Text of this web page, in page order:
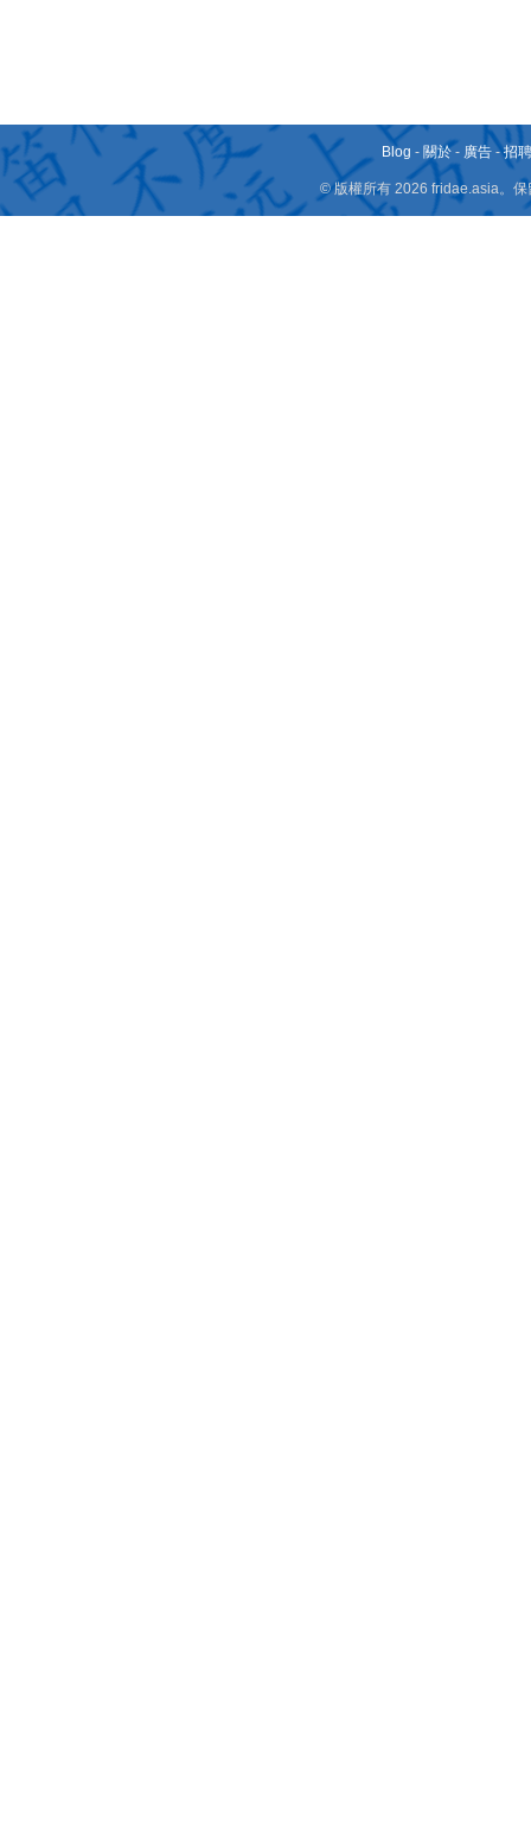
Blog - 關於 - 廣告 -招
© 版權所有 2026 fridae.asia。